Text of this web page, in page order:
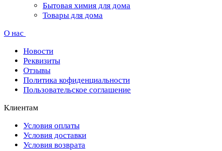
Бытовая химия для дома
Товары для дома
О нас
Новости
Реквизиты
Отзывы
Политика кофиденциальности
Пользовательское соглашение
Клиентам
Условия оплаты
Условия доставки
Условия возврата